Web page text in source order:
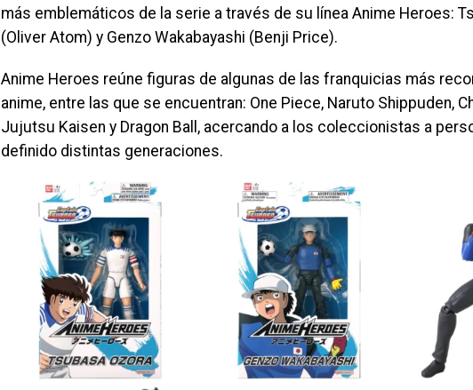
más emblemáticos de la serie a través de su línea Anime Heroes:
(Oliver Atom) y Genzo Wakabayashi (Benji Price).
Anime Heroes reúne figuras de algunas de las franquicias más
anime, entre las que se encuentran: One Piece, Naruto Shippuden,
Jujutsu Kaisen y Dragon Ball, acercando a los coleccionistas a
definido distintas generaciones.